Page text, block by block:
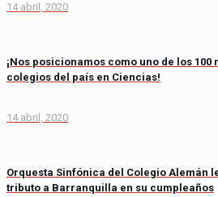
14 abril, 2020
¡Nos posicionamos como uno de los 100
colegios del país en Ciencias!
14 abril, 2020
Orquesta Sinfónica del Colegio Alemán
tributo a Barranquilla en su cumpleaños